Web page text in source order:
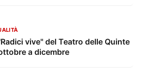
vive" del Teatro delle Quinte
a dicembre